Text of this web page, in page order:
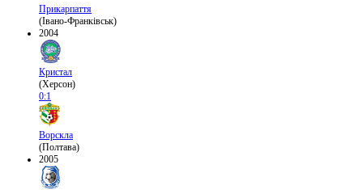
Прикарпаття
(Івано-Франківськ)
2004
Кристал
(Херсон)
0:1
Ворскла
(Полтава)
2005